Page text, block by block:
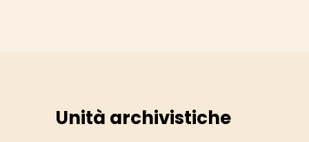
Unità archivistiche